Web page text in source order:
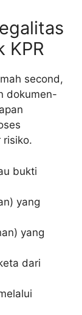
KPR
second,
dokumen-
risiko.
bukti
yang
yang
dari